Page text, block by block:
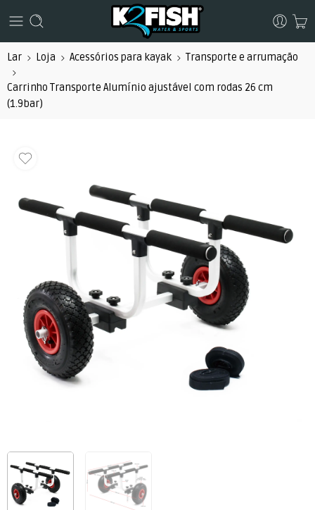
Lar Loja Acessórios para kayak Transporte e arrumação
Carrinho Transporte Alumínio ajustável com rodas 26 cm
(1.9bar)